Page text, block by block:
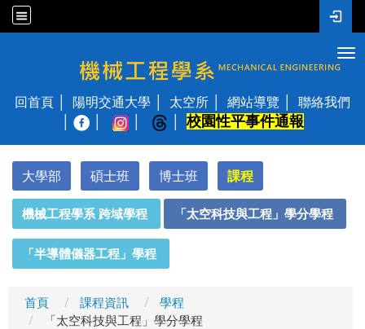
國立陽明交通大學 機械工程學系
回首頁 陽明交通大學 太空所 網站導覽
聯絡我們
校園性平事件通報
大學部 碩士班 博士班
課程
機械工程學系 跨域學程 「太空科技與工程」學分學程
「半導體儀器工程」學程
首頁 課程資訊
學程
「太空科技與工程」學分學程